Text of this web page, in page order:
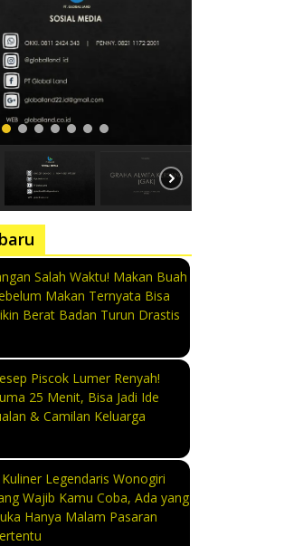
Salah Waktu! Makan Buah
Makan Ternyata Bisa
Berat Badan Turun Drastis
Piscok Lumer Renyah!
25 Menit, Bisa Jadi Ide
& Camilan Keluarga
Legendaris Wonogiri
Wajib Kamu Coba, Ada yang
Hanya Malam Pasaran